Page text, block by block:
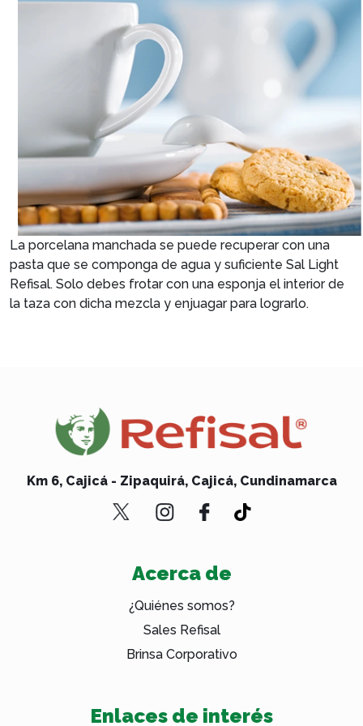
La porcelana manchada se puede recuperar con una
pasta que se componga de agua y suficiente Sal Light
Refisal. Solo debes frotar con una esponja el interior de
la taza con dicha mezcla y enjuagar para lograrlo.
Km 6, Cajicá - Zipaquirá, Cajicá, Cundinamarca
Acerca de
¿Quiénes somos?
Sales Refisal
Brinsa Corporativo
Enlaces de interés